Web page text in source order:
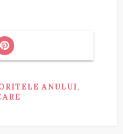
ANULUI,